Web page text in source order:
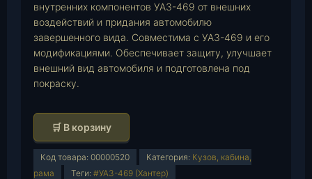
внутренних компонентов УАЗ-469 от внешних
воздействий и придания автомобилю
завершенного вида. Совместима с УАЗ-469 и его
модификациями. Обеспечивает защиту, улучшает
внешний вид автомобиля и подготовлена под
покраску.
о
л
и
🛒 В корзину
Код товара: 00000520 Категория: Кузов, кабина,
рама
Теги: #УАЗ-469 (Хантер)